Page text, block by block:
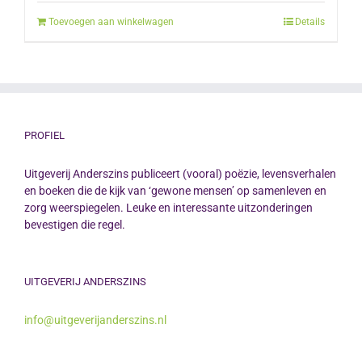
was:
€12.50.
is:
€10.00.
Toevoegen aan winkelwagen Details
PROFIEL
Uitgeverij Anderszins publiceert (vooral) poëzie, levensverhalen
en boeken die de kijk van ‘gewone mensen’ op samenleven en
zorg weerspiegelen. Leuke en interessante uitzonderingen
bevestigen die regel.
UITGEVERIJ ANDERSZINS
info@uitgeverijanderszins.nl